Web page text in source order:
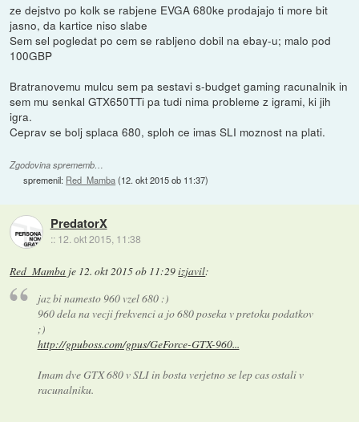
ze dejstvo po kolk se rabjene EVGA 680ke prodajajo ti more bit
jasno, da kartice niso slabe
Sem sel pogledat po cem se rabljeno dobil na ebay-u; malo pod
100GBP
Bratranovemu mulcu sem pa sestavi s-budget gaming racunalnik in
sem mu senkal GTX650TTi pa tudi nima probleme z igrami, ki jih
igra.
Ceprav se bolj splaca 680, sploh ce imas SLI moznost na plati.
Zgodovina sprememb…
spremenil: Red_Mamba(12. okt 2015 ob 11:37)
PredatorX
:: 12. okt 2015, 11:38
Red_Mamba je 12. okt 2015 ob 11:29izjavil:
jaz bi namesto 960 vzel 680 :)
960 dela na vecji frekvenci a jo 680 poseka v pretoku podatkov
;)
http://gpuboss.com/gpus/GeForce-GTX-960...
Imam dve GTX 680 v SLI in bosta verjetno se lep cas ostali v
racunalniku.